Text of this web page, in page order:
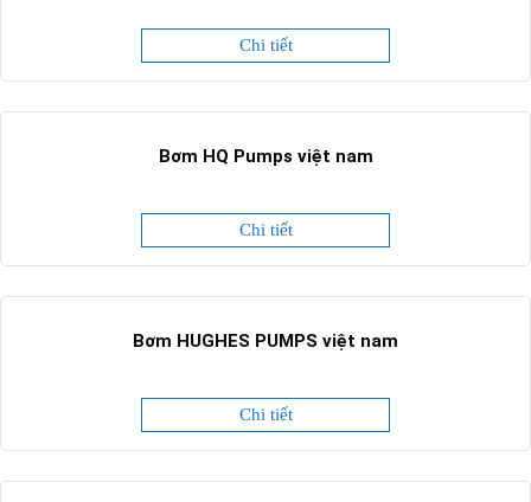
Chi tiết
Bơm HQ Pumps việt nam
Chi tiết
Bơm HUGHES PUMPS việt nam
Chi tiết